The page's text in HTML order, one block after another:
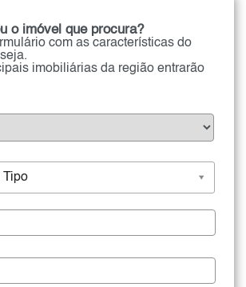
o imóvel que procura?
com as características do
imobiliárias da região entrarão
Tipo